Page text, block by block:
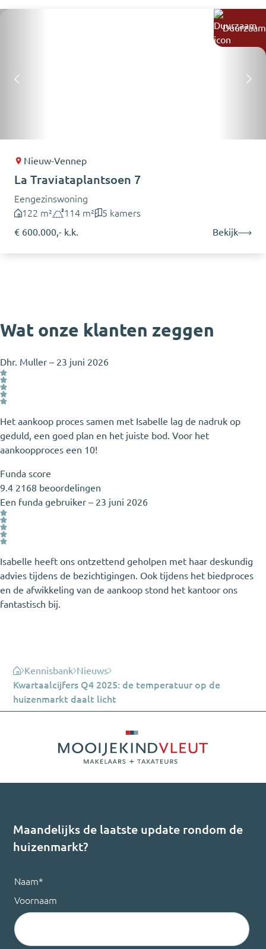
Duurzaam
Nieuw-Vennep
La Traviataplantsoen 7
Eengezinswoning
122 m²
114 m²
5 kamers
€ 600.000,- k.k.
Bekijk
Wat onze klanten zeggen
Dhr. Muller – 23 juni 2026
Het aankoop proces samen met Isabelle lag de nadruk op
geduld, een goed plan en het juiste bod. Voor het
aankoopproces een 10!
Funda score
9.4 2168 beoordelingen
Een funda gebruiker – 23 juni 2026
Isabelle heeft ons ontzettend geholpen met haar deskundig
advies tijdens de bezichtigingen. Ook tijdens het biedproces
en de afwikkeling van de aankoop stond het kantoor ons
fantastisch bij.
Kennisbank Nieuws
Kwartaalcijfers Q4 2025: de temperatuur op de
huizenmarkt daalt licht
Maandelijks de laatste update rondom de
huizenmarkt?
Naam*
Voornaam